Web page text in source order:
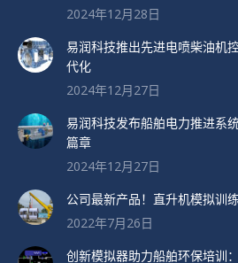
2024年12月28日
易润科技推出先进电喷柴油机
代化
2024年12月27日
易润科技发布船舶电力推进系
篇章
2024年12月27日
公司最新产品！直升机模拟训
2022年7月26日
创新模拟器助力船舶环保培训